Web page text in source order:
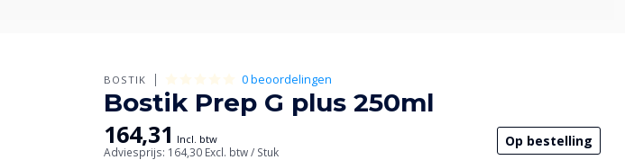
BOSTIK 0 beoordelingen
Bostik Prep G plus 250ml
164,31 Incl. btw
Adviesprijs: 164,30 Excl. btw/ Stuk
Op bestelling